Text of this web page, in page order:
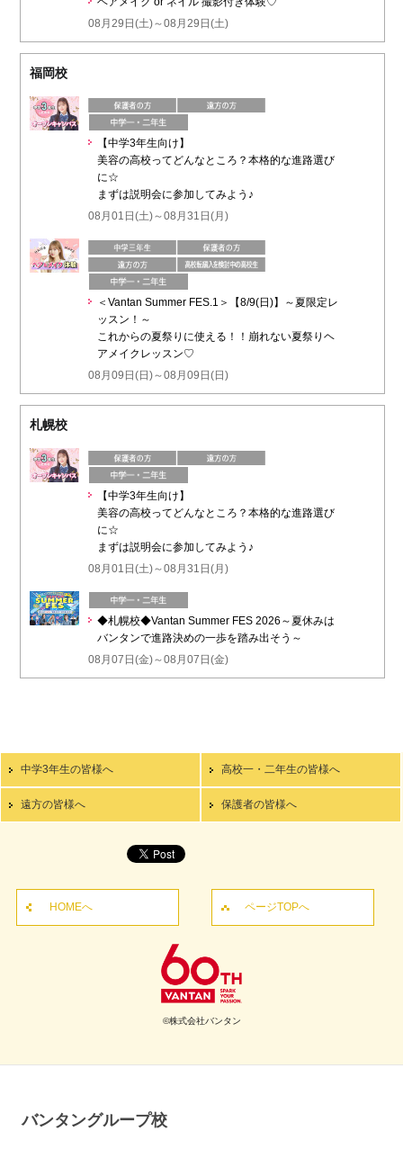
08月29日(土)～08月29日(土)
福岡校
【中学3年生向け】
美容の高校ってどんなところ？本格的な進路選び
に☆
まずは説明会に参加してみよう♪
08月01日(土)～08月31日(月)
＜Vantan Summer FES.1＞【8/9(日)】～夏限定レ
ッスン！～
これからの夏祭りに使える！！崩れない夏祭りヘ
アメイクレッスン♡
08月09日(日)～08月09日(日)
札幌校
【中学3年生向け】
美容の高校ってどんなところ？本格的な進路選び
に☆
まずは説明会に参加してみよう♪
08月01日(土)～08月31日(月)
◆札幌校◆Vantan Summer FES 2026～夏休みは
バンタンで進路決めの一歩を踏み出そう～
08月07日(金)～08月07日(金)
中学3年生の皆様へ 高校一・二年生の皆様へ
遠方の皆様へ 保護者の皆様へ
HOMEへ ページTOPへ
©株式会社バンタン
バンタングループ校